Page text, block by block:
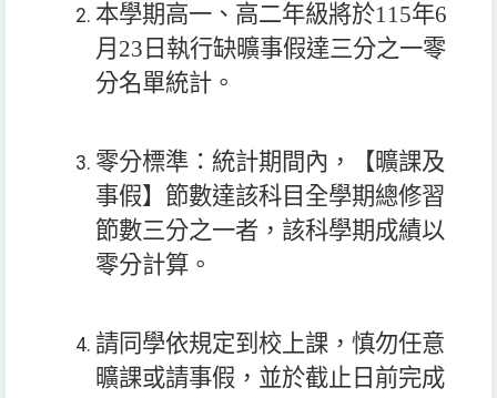
本學期高一、高二年級將於115年6
月23日執行缺曠事假達三分之一零
分名單統計。
零分標準：統計期間內，【曠課及
事假】節數達該科目全學期總修習
節數三分之一者，該科學期成績以
零分計算。
請同學依規定到校上課，慎勿任意
曠課或請事假，並於截止日前完成